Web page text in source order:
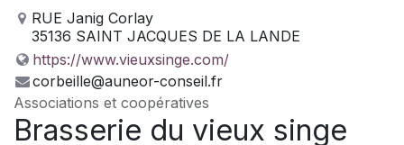
RUE Janig Corlay
35136 SAINT JACQUES DE LA LANDE
https://www.vieuxsinge.com/
corbeille@auneor-conseil.fr
Associations et coopératives
Brasserie du vieux singe